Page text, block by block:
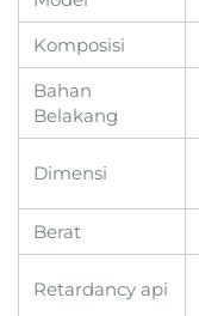
Komposisi
Bahan
Belakang
Dimensi
Berat
Retardancy api